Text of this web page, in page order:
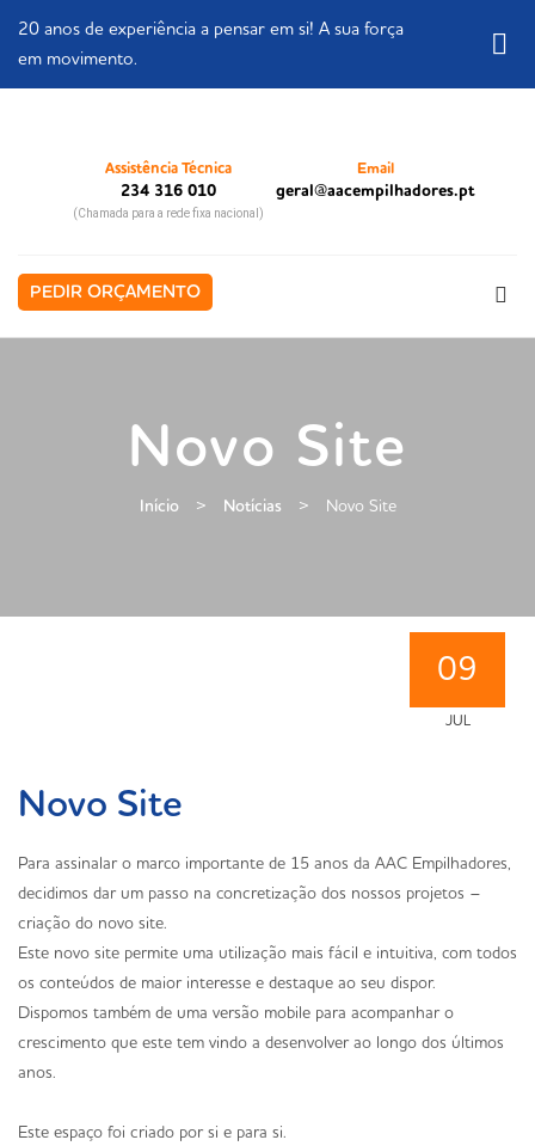
20 anos de experiência a pensar em si! A sua força
em movimento.
Assistência Técnica
234 316 010
(Chamada para a rede fixa nacional)
Email
geral@aacempilhadores.pt
PEDIR ORÇAMENTO
Novo Site
Início > Notícias > Novo Site
09
JUL
Novo Site
Para assinalar o marco importante de 15 anos da AAC Empilhadores,
decidimos dar um passo na concretização dos nossos projetos –
criação do novo site.
Este novo site permite uma utilização mais fácil e intuitiva, com todos
os conteúdos de maior interesse e destaque ao seu dispor.
Dispomos também de uma versão mobile para acompanhar o
crescimento que este tem vindo a desenvolver ao longo dos últimos
anos.
Este espaço foi criado por si e para si.